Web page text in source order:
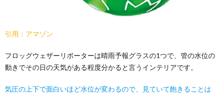
引用：アマゾン
フロッグウェザーリポーターは晴雨予報グラスの1つで、管の水位の
動きでその日の天気がある程度分かると言うインテリアです。
気圧の上下で面白いほど水位が変わるので、見ていて飽きることは